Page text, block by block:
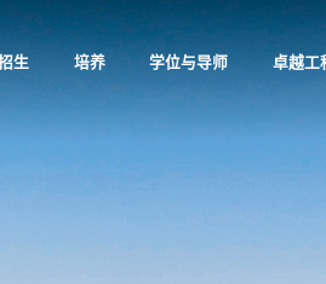
生 培养 学位与导师 卓越工